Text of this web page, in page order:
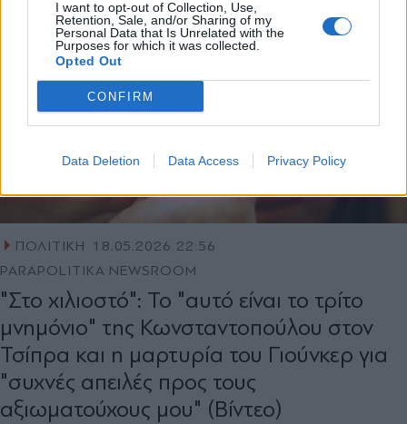
I want to opt-out of Collection, Use,
Retention, Sale, and/or Sharing of my
Personal Data that Is Unrelated with the
Purposes for which it was collected.
Opted Out
CONFIRM
Data Deletion Data Access Privacy Policy
ΠΟΛΙΤΙΚΗ
18.05.2026 22:56
PARAPOLITIKA NEWSROOM
"Στο χιλιοστό": Το "αυτό είναι το τρίτο
μνημόνιο" της Κωνσταντοπούλου στον
Τσίπρα και η μαρτυρία του Γιούνκερ για
"συχνές απειλές προς τους
αξιωματούχους μου" (Βίντεο)